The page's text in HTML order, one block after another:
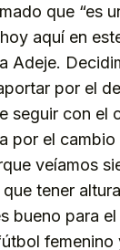
que “es
aquí en
Adeje.
por el
seguir con el
por el cambio
veíamos
tener
bueno para
femenino